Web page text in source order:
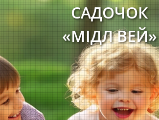
САДОЧОК
«МІДЛ ВЕЙ»